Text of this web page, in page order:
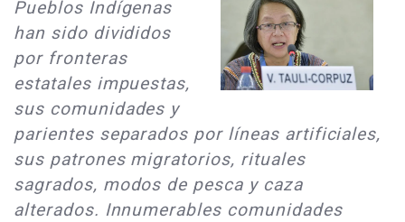
Pueblos Indígenas
han sido divididos
por fronteras
estatales impuestas,
sus comunidades y
parientes separados por líneas artificiales,
sus patrones migratorios, rituales
sagrados, modos de pesca y caza
alterados. Innumerables comunidades